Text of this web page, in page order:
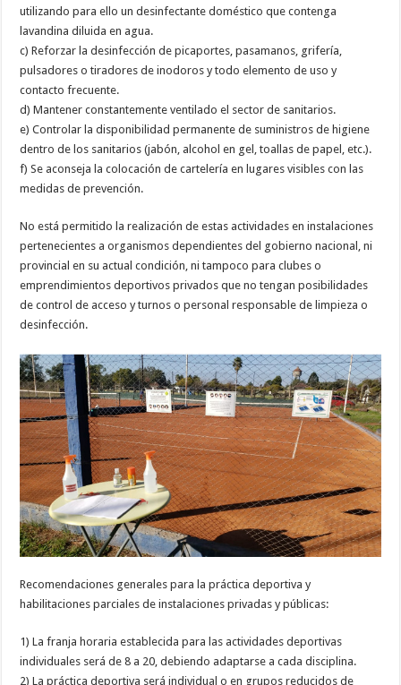
utilizando para ello un desinfectante doméstico que contenga
lavandina diluida en agua.
c) Reforzar la desinfección de picaportes, pasamanos, grifería,
pulsadores o tiradores de inodoros y todo elemento de uso y
contacto frecuente.
d) Mantener constantemente ventilado el sector de sanitarios.
e) Controlar la disponibilidad permanente de suministros de higiene
dentro de los sanitarios (jabón, alcohol en gel, toallas de papel, etc.).
f) Se aconseja la colocación de cartelería en lugares visibles con las
medidas de prevención.
No está permitido la realización de estas actividades en instalaciones
pertenecientes a organismos dependientes del gobierno nacional, ni
provincial en su actual condición, ni tampoco para clubes o
emprendimientos deportivos privados que no tengan posibilidades
de control de acceso y turnos o personal responsable de limpieza o
desinfección.
Recomendaciones generales para la práctica deportiva y
habilitaciones parciales de instalaciones privadas y públicas:
1) La franja horaria establecida para las actividades deportivas
individuales será de 8 a 20, debiendo adaptarse a cada disciplina.
2) La práctica deportiva será individual o en grupos reducidos de